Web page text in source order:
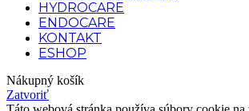
HYDROCARE
ENDOCARE
KONTAKT
ESHOP
Nákupný košík
Zatvoriť